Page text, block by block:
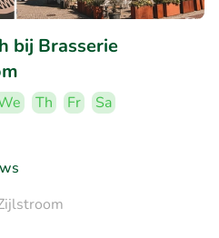
bij Brasserie
Th Fr
Sa